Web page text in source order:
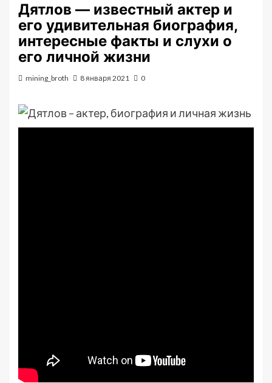
Дятлов — известный актер и
его удивительная биография,
интересные факты и слухи о
его личной жизни
mining_broth 8 января 2021 0